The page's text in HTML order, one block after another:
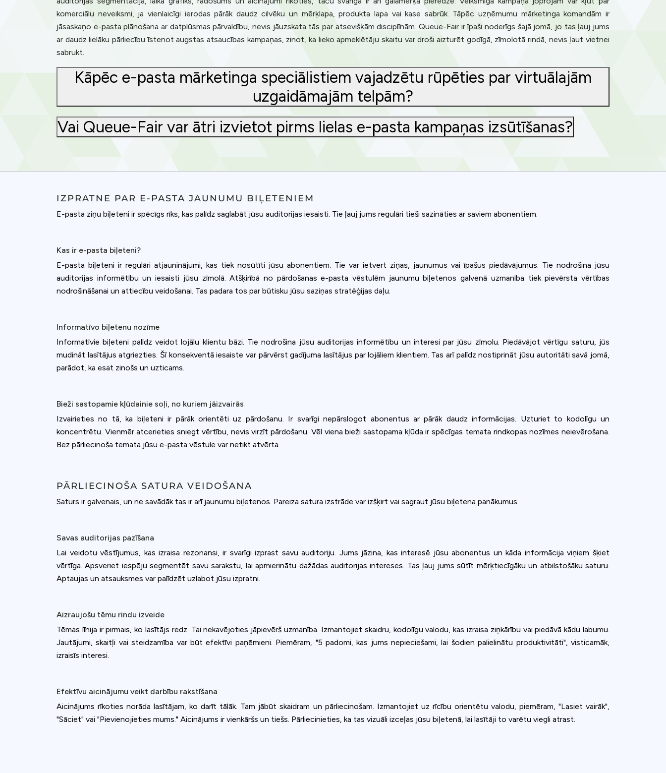
komerciālu neveiksmi, ja vienlaicīgi ierodas pārāk daudz cilvēku un mērķlapa, produkta lapa vai kase sabrūk. Tāpēc uzņēmumu mārketinga komandām ir
jāsaskaņo e-pasta plānošana ar datplūsmas pārvaldību, nevis jāuzskata tās par atsevišķām disciplīnām. Queue-Fair ir īpaši noderīgs šajā jomā, jo tas ļauj jums
ar daudz lielāku pārliecību īstenot augstas atsaucības kampaņas, zinot, ka lieko apmeklētāju skaitu var droši aizturēt godīgā, zīmolotā rindā, nevis ļaut vietnei
sabrukt.
Kāpēc e-pasta mārketinga speciālistiem vajadzētu rūpēties par virtuālajām
uzgaidāmajām telpām?
Vai Queue-Fair var ātri izvietot pirms lielas e-pasta kampaņas izsūtīšanas?
IZPRATNE PAR E-PASTA JAUNUMU BIĻETENIEM
E-pasta ziņu biļeteni ir spēcīgs rīks, kas palīdz saglabāt jūsu auditorijas iesaisti. Tie ļauj jums regulāri tieši sazināties ar saviem abonentiem.
Kas ir e-pasta biļeteni?
E-pasta biļeteni ir regulāri atjauninājumi, kas tiek nosūtīti jūsu abonentiem. Tie var ietvert ziņas, jaunumus vai īpašus piedāvājumus. Tie nodrošina jūsu
auditorijas informētību un iesaisti jūsu zīmolā. Atšķirībā no pārdošanas e-pasta vēstulēm jaunumu biļetenos galvenā uzmanība tiek pievērsta vērtības
nodrošināšanai un attiecību veidošanai. Tas padara tos par būtisku jūsu saziņas stratēģijas daļu.
Informatīvo biļetenu nozīme
Informatīvie biļeteni palīdz veidot lojālu klientu bāzi. Tie nodrošina jūsu auditorijas informētību un interesi par jūsu zīmolu. Piedāvājot vērtīgu saturu, jūs
mudināt lasītājus atgriezties. Šī konsekventā iesaiste var pārvērst gadījuma lasītājus par lojāliem klientiem. Tas arī palīdz nostiprināt jūsu autoritāti savā jomā,
parādot, ka esat zinošs un uzticams.
Bieži sastopamie kļūdainie soļi, no kuriem jāizvairās
Izvairieties no tā, ka biļeteni ir pārāk orientēti uz pārdošanu. Ir svarīgi nepārslogot abonentus ar pārāk daudz informācijas. Uzturiet to kodolīgu un
koncentrētu. Vienmēr atcerieties sniegt vērtību, nevis virzīt pārdošanu. Vēl viena bieži sastopama kļūda ir spēcīgas temata rindkopas nozīmes neievērošana.
Bez pārliecinoša temata jūsu e-pasta vēstule var netikt atvērta.
PĀRLIECINOŠA SATURA VEIDOŠANA
Saturs ir galvenais, un ne savādāk tas ir arī jaunumu biļetenos. Pareiza satura izstrāde var izšķirt vai sagraut jūsu biļetena panākumus.
Savas auditorijas pazīšana
Lai veidotu vēstījumus, kas izraisa rezonansi, ir svarīgi izprast savu auditoriju. Jums jāzina, kas interesē jūsu abonentus un kāda informācija viņiem šķiet
vērtīga. Apsveriet iespēju segmentēt savu sarakstu, lai apmierinātu dažādas auditorijas intereses. Tas ļauj jums sūtīt mērķtiecīgāku un atbilstošāku saturu.
Aptaujas un atsauksmes var palīdzēt uzlabot jūsu izpratni.
Aizraujošu tēmu rindu izveide
Tēmas līnija ir pirmais, ko lasītājs redz. Tai nekavējoties jāpievērš uzmanība. Izmantojiet skaidru, kodolīgu valodu, kas izraisa ziņkārību vai piedāvā kādu labumu.
Jautājumi, skaitļi vai steidzamība var būt efektīvi paņēmieni. Piemēram, "5 padomi, kas jums nepieciešami, lai šodien palielinātu produktivitāti", visticamāk,
izraisīs interesi.
Efektīvu aicinājumu veikt darbību rakstīšana
Aicinājums rīkoties norāda lasītājam, ko darīt tālāk. Tam jābūt skaidram un pārliecinošam. Izmantojiet uz rīcību orientētu valodu, piemēram, "Lasiet vairāk",
"Sāciet" vai "Pievienojieties mums." Aicinājums ir vienkāršs un tiešs. Pārliecinieties, ka tas vizuāli izceļas jūsu biļetenā, lai lasītāji to varētu viegli atrast.